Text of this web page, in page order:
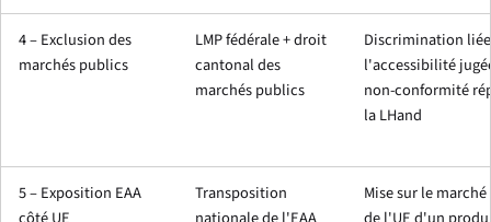
4 – Exclusion des
marchés publics
LMP fédérale + droit
cantonal des
marchés publics
Discrimination
l'accessibilité
non-conformité
la LHand
5 – Exposition EAA
Transposition
Mise sur le